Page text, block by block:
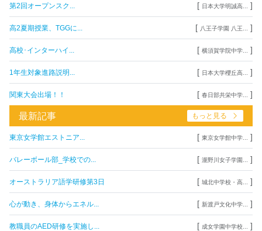
第2回オープンスク... [ 日本大学明誠高... ]
高2夏期授業、TGGに... [ 八王子学園 八王... ]
高校･インターハイ... [ 横須賀学院中学... ]
1年生対象進路説明... [ 日本大学櫻丘高... ]
関東大会出場！！ [ 春日部共栄中学... ]
最新記事 もっと見る
東京女学館エストニア... [ 東京女学館中学... ]
バレーボール部_学校での... [ 瀧野川女子学園... ]
オーストラリア語学研修第3日 [ 城北中学校・高... ]
心が動き、身体からエネル... [ 新渡戸文化中学... ]
教職員のAED研修を実施し... [ 成女学園中学校... ]